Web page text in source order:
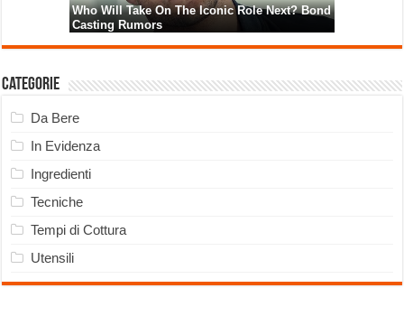
Categorie
Da Bere
In Evidenza
Ingredienti
Tecniche
Tempi di Cottura
Utensili